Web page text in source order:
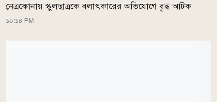
নেত্রকোনায় স্কুলছাত্রকে বলাৎকারের অভিযোগে বৃদ্ধ আটক
১০:১৪ PM